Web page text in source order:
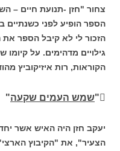
צחור "חזן -תנועת חיים –
הספר הופיע לפני כשנתיים
הזכור לי לא קיבל הספר
גילויים מדהימים. על
הקוראות, רות איזיקוביץ
" שמש העמים שקעה"
יעקב חזן היה האיש אשר
הצעיר", את "הקיבוץ